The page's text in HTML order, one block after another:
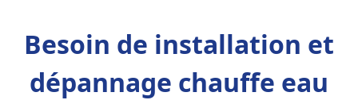
Besoin de installation et
dépannage chauffe eau